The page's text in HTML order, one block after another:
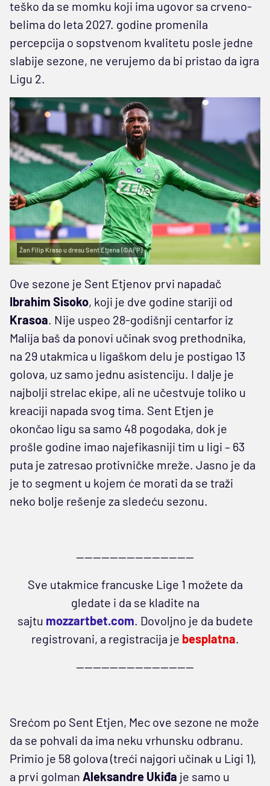
teško da se momku koji ima ugovor sa crveno-
belima do leta 2027. godine promenila
percepcija o sopstvenom kvalitetu posle jedne
slabije sezone, ne verujemo da bi pristao da igra
Ligu 2.
Žan Filip Kraso u dresu Sent Etjena (©AFP)
Ove sezone je Sent Etjenov prvi napadač
Ibrahim Sisoko, koji je dve godine stariji od
Krasoa. Nije uspeo 28-godišnji centarfor iz
Malija baš da ponovi učinak svog prethodnika,
na 29 utakmica u ligaškom delu je postigao 13
golova, uz samo jednu asistenciju. I dalje je
najbolji strelac ekipe, ali ne učestvuje toliko u
kreaciji napada svog tima. Sent Etjen je
okončao ligu sa samo 48 pogodaka, dok je
prošle godine imao najefikasniji tim u ligi – 63
puta je zatresao protivničke mreže. Jasno je da
je to segment u kojem će morati da se traži
neko bolje rešenje za sledeću sezonu.
----------------------------
Sve utakmice francuske Lige 1 možete da
gledate i da se kladite na
sajtu mozzartbet.com. Dovoljno je da budete
registrovani, a registracija je besplatna.
----------------------------
Srećom po Sent Etjen, Mec ove sezone ne može
da se pohvali da ima neku vrhunsku odbranu.
Primio je 58 golova (treći najgori učinak u Ligi 1),
a prvi golman Aleksandre Ukiđa je samo u